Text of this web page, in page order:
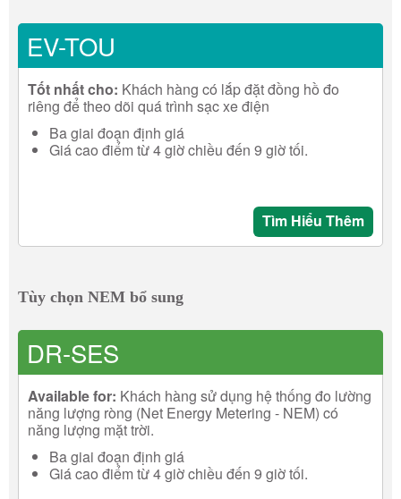
EV-TOU
Tốt nhất cho: Khách hàng có lắp đặt đồng hồ đo
riêng để theo dõi quá trình sạc xe điện
Ba giai đoạn định giá
Giá cao điểm từ 4 giờ chiều đến 9 giờ tối.
Tìm Hiểu Thêm
Tùy chọn NEM bổ sung
DR-SES
Available for: Khách hàng sử dụng hệ thống đo lường
năng lượng ròng (Net Energy Metering - NEM) có
năng lượng mặt trời.
Ba giai đoạn định giá
Giá cao điểm từ 4 giờ chiều đến 9 giờ tối.